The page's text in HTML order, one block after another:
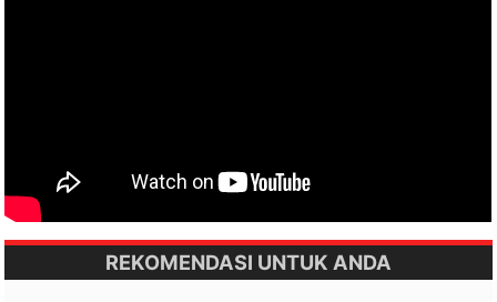
REKOMENDASI UNTUK ANDA